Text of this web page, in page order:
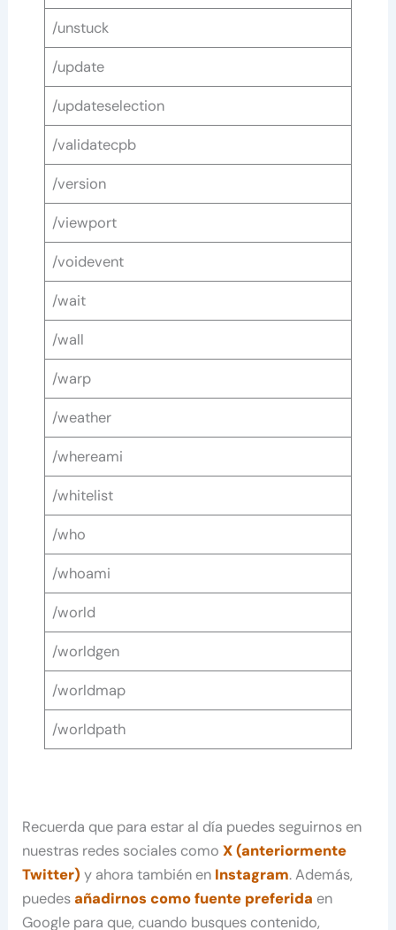
/unstuck
/update
/updateselection
/validatecpb
/version
/viewport
/voidevent
/wait
/wall
/warp
/weather
/whereami
/whitelist
/who
/whoami
/world
/worldgen
/worldmap
/worldpath
Recuerda que para estar al día puedes seguirnos en
nuestras redes sociales comoX (anteriormente
Twitter) y ahora también en Instagram. Además,
puedesañadirnos como fuente preferida en
Google para que, cuando busques contenido,